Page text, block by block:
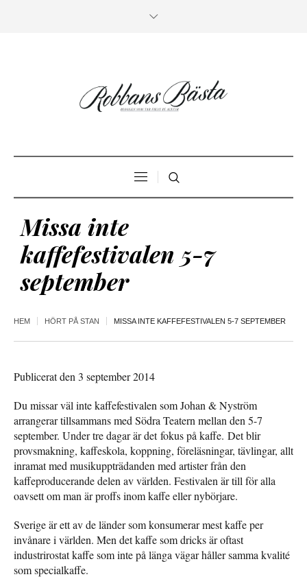
Missa inte
kaffefestivalen 5-7
september
HEM HÖRT PÅ STAN MISSA INTE KAFFEFESTIVALEN 5-7 SEPTEMBER
Publicerat den 3 september 2014
Du missar väl inte kaffefestivalen som Johan & Nyström
arrangerar tillsammans med Södra Teatern mellan den 5-7
september. Under tre dagar är det fokus på kaffe. Det blir
provsmakning, kaffeskola, koppning, föreläsningar, tävlingar, allt
inramat med musikuppträdanden med artister från den
kaffeproducerande delen av världen. Festivalen är till för alla
oavsett om man är proffs inom kaffe eller nybörjare.
Sverige är ett av de länder som konsumerar mest kaffe per
invånare i världen. Men det kaffe som dricks är oftast
industrirostat kaffe som inte på länga vägar håller samma kvalité
som specialkaffe.